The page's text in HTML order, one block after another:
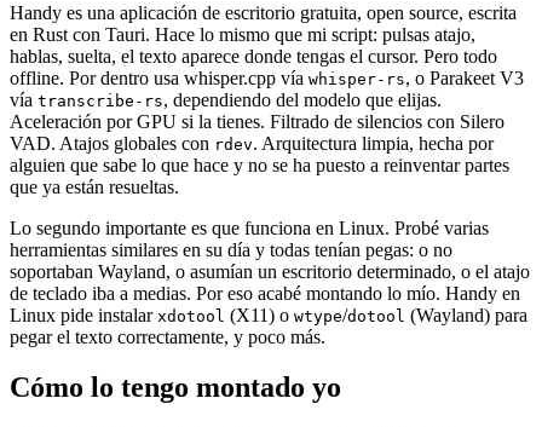
Handy es una aplicación de escritorio gratuita, open source, escrita
en Rust con Tauri. Hace lo mismo que mi script: pulsas atajo,
hablas, suelta, el texto aparece donde tengas el cursor. Pero todo
offline. Por dentro usa whisper.cpp vía whisper-rs, o Parakeet V3
vía transcribe-rs, dependiendo del modelo que elijas.
Aceleración por GPU si la tienes. Filtrado de silencios con Silero
VAD. Atajos globales con rdev. Arquitectura limpia, hecha por
alguien que sabe lo que hace y no se ha puesto a reinventar partes
que ya están resueltas.
Lo segundo importante es que funciona en Linux. Probé varias
herramientas similares en su día y todas tenían pegas: o no
soportaban Wayland, o asumían un escritorio determinado, o el atajo
de teclado iba a medias. Por eso acabé montando lo mío. Handy en
Linux pide instalar xdotool (X11) o wtype/dotool (Wayland) para
pegar el texto correctamente, y poco más.
Cómo lo tengo montado yo